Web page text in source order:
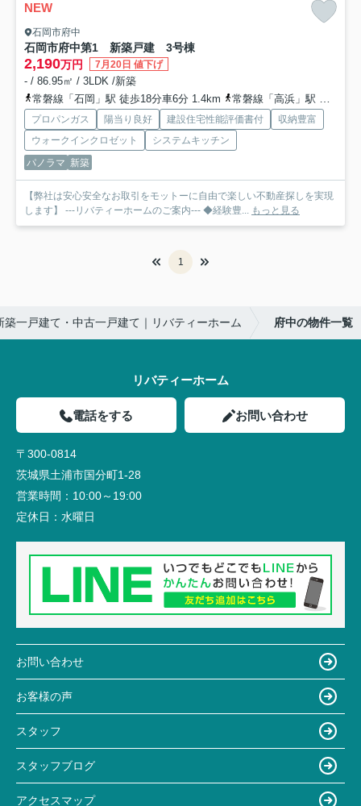
NEW
石岡市府中
石岡市府中第1 新築戸建 3号棟
2,190万円 7月20日 値下げ
- / 86.95㎡ / 3LDK /新築
常磐線「石岡」駅 徒歩18分車6分 1.4km
常磐線「高浜」駅 徒歩64分
プロパンガス 陽当り良好 建設住宅性能評価書付
収納豊富
ウォークインクロゼット
システムキッチン
パノラマ 新築
【弊社は安心安全なお取引をモットーに自由で楽しい不動産探しを実現
します】 ---リバティーホームのご案内--- ◆経験豊... もっと見る
1
築一戸建て・中古一戸建て｜リバティーホーム 府中の物件一覧
リバティーホーム
電話をする お問い合わせ
〒300-0814
茨城県土浦市国分町1-28
営業時間： 10:00～19:00
定休日： 水曜日
お問い合わせ
お客様の声
スタッフ
スタッフブログ
アクセスマップ